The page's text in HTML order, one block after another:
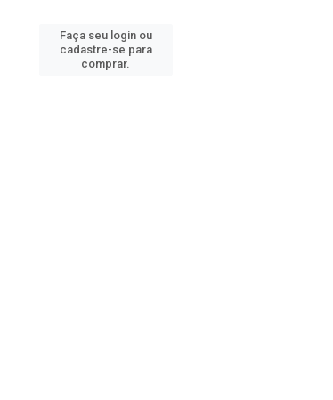
Faça seu login ou
cadastre-se para
comprar.